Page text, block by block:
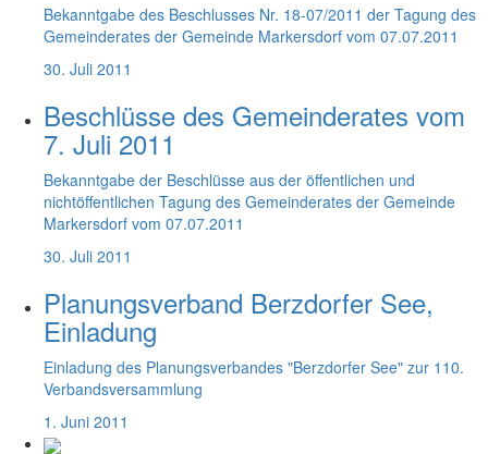
Bekanntgabe des Beschlusses Nr. 18-07/2011 der Tagung des
Gemeinderates der Gemeinde Markersdorf vom 07.07.2011
30. Juli 2011
Beschlüsse des Gemeinderates vom
7. Juli 2011
Bekanntgabe der Beschlüsse aus der öffentlichen und
nichtöffentlichen Tagung des Gemeinderates der Gemeinde
Markersdorf vom 07.07.2011
30. Juli 2011
Planungsverband Berzdorfer See,
Einladung
Einladung des Planungsverbandes "Berzdorfer See" zur 110.
Verbandsversammlung
1. Juni 2011